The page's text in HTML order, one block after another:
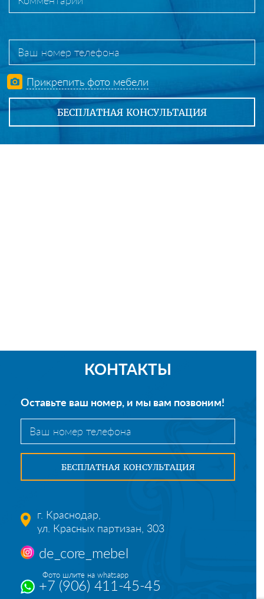
Прикрепить фото мебели
КОНТАКТЫ
Оставьте ваш номер, и мы вам позвоним!
г. Краснодар,
ул. Красных партизан, 303
de_core_mebel
Фото шлите на whatsapp
+7 (906) 411-45-45